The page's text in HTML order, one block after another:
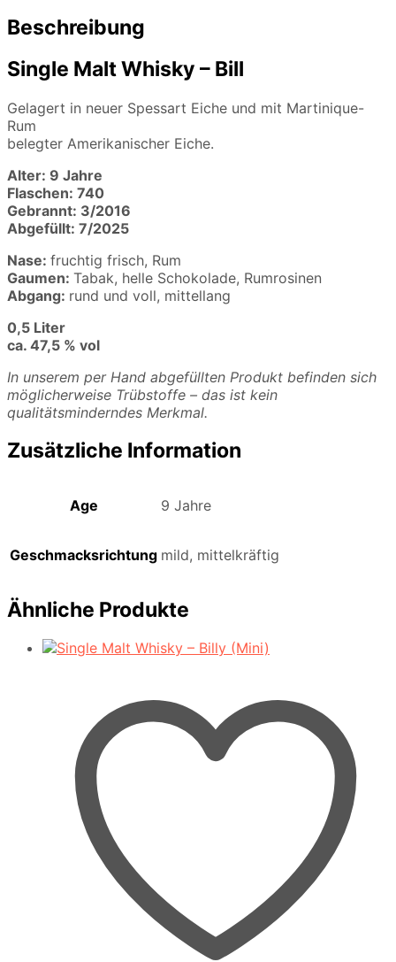
Beschreibung
Single Malt Whisky – Bill
Gelagert in neuer Spessart Eiche und mit Martinique-
Rum
belegter Amerikanischer Eiche.
Alter: 9 Jahre
Flaschen: 740
Gebrannt: 3/2016
Abgefüllt: 7/2025
Nase: fruchtig frisch, Rum
Gaumen: Tabak, helle Schokolade, Rumrosinen
Abgang: rund und voll, mittellang
0,5 Liter
ca. 47,5 % vol
In unserem per Hand abgefüllten Produkt befinden sich
möglicherweise Trübstoffe – das ist kein
qualitätsminderndes Merkmal.
Zusätzliche Information
Age 9 Jahre
Geschmacksrichtung mild, mittelkräftig
Ähnliche Produkte